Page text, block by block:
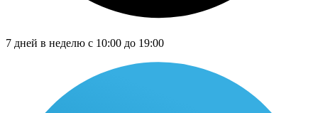
7 дней в неделю с 10:00 до 19:00